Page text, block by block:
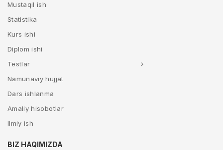
Mustaqil ish
Statistika
Kurs ishi
Diplom ishi
Testlar
Namunaviy hujjat
Dars ishlanma
Amaliy hisobotlar
Ilmiy ish
BIZ HAQIMIZDA